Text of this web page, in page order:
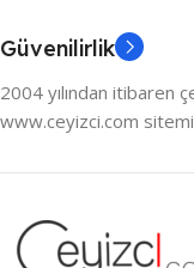
Güvenilirlik
2004 yılından itibaren
www.ceyizci.com